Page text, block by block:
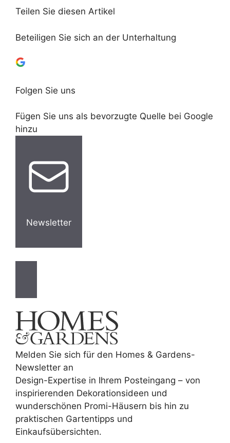
Teilen Sie diesen Artikel
Beteiligen Sie sich an der Unterhaltung
Folgen Sie uns
Fügen Sie uns als bevorzugte Quelle bei Google
hinzu
Newsletter
Melden Sie sich für den Homes & Gardens-
Newsletter an
Design-Expertise in Ihrem Posteingang – von
inspirierenden Dekorationsideen und
wunderschönen Promi-Häusern bis hin zu
praktischen Gartentipps und
Einkaufsübersichten.